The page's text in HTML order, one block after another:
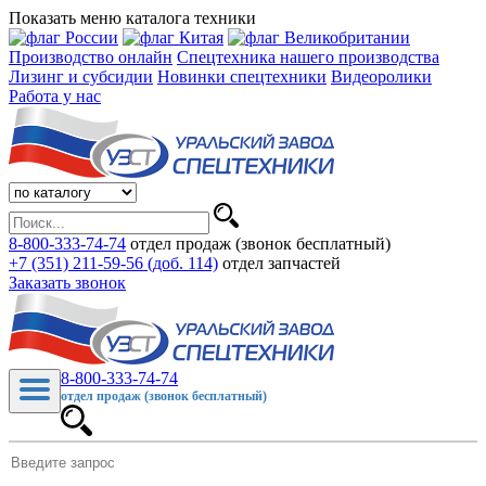
Показать меню каталога техники
Производство онлайн Спецтехника нашего производства
Лизинг и субсидии Новинки спецтехники Видеоролики
Работа у нас
8-800-333-74-74 отдел продаж (звонок бесплатный)
+7 (351) 211-59-56 (доб. 114) отдел запчастей
Заказать звонок
8-800-333-74-74
отдел продаж (звонок бесплатный)